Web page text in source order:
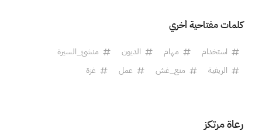
كلمات مفتاحية أخري
استخدام مهام الديون
منشئ_السيرة
الريفية
منع_غش عمل غزة
رعاة مرتكز